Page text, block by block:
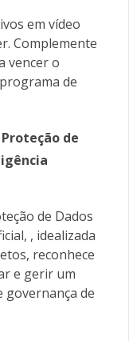
em vídeo
Complemente
vencer o
de
de
de Dados
, idealizada
reconhece
e gerir um
governança de